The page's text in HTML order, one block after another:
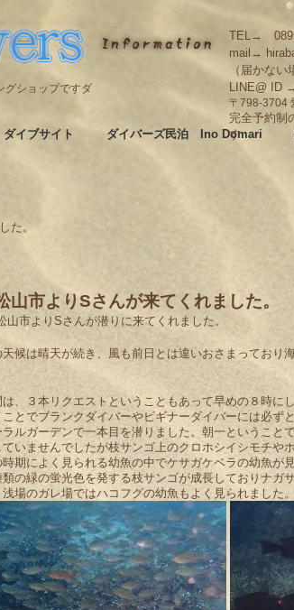
グショップですダ
TEL→
mail→
（届かな
LINE@ ID
〒798-3704
完全予約制
す
ダイブサイト ダイバーズ民泊 Ino Domari
た。
山市よりSさんが来てくれました。
市よりSさんが潜りに来てくれました。
候は晴天が続き、風も前日とは違いおさまっており
、３本リクエストということもあって早めの８時に
ことでブランクダイバーやビギナーダイバーには必ず
ルガーデンで一本目を潜りました。朝一ということ
いませんでしたが枝サンゴ上のクロホシイシモチや
時期によく見られる幼魚の中でケサガケベラの幼魚が
類の緑の蛍光色を発する枝サンゴが成長しておりナガ
浅場のガレ場ではハコフグの幼魚もよく見られました。